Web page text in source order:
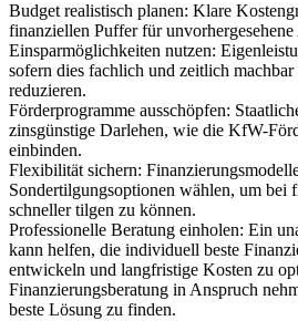
Budget realistisch planen: Klare
finanziellen Puffer für unvorhergesehene
Einsparmöglichkeiten nutzen:
sofern dies fachlich und zeitlich
reduzieren.
Förderprogramme ausschöpfen:
zinsgünstige Darlehen, wie die KfW-
einbinden.
Flexibilität sichern:
Sondertilgungsoptionen wählen, um bei
schneller tilgen zu können.
Professionelle Beratung einholen: Ein
kann helfen, die individuell beste
entwickeln und langfristige Kosten zu
Finanzierungsberatung in Anspruch
beste Lösung zu finden.